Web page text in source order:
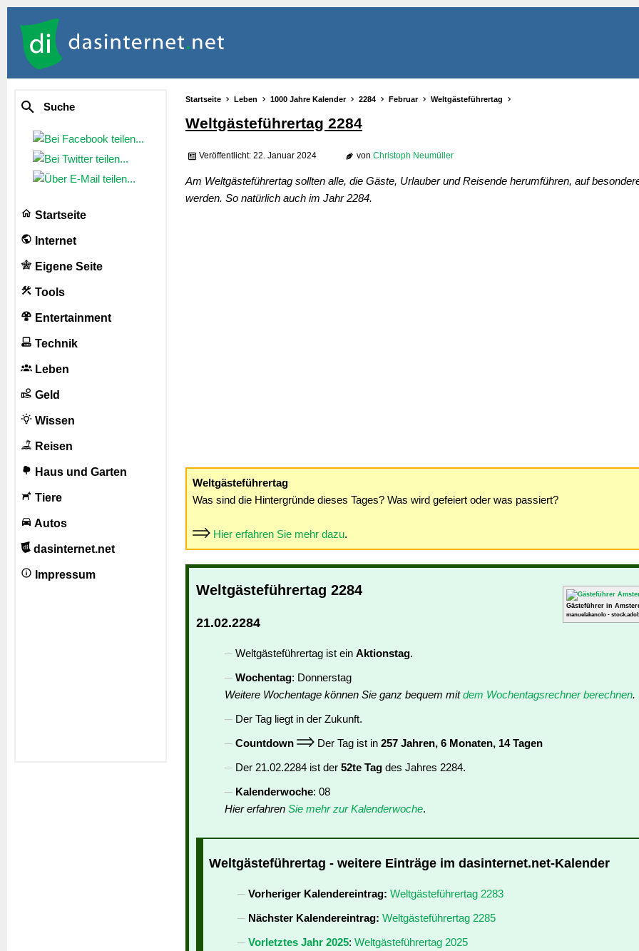
Suche
Startseite
Internet
Eigene Seite
Tools
Entertainment
Technik
Leben
Geld
Wissen
Reisen
Haus und Garten
Tiere
Autos
dasinternet.net
Impressum
Startseite Leben 1000 Jahre Kalender 2284 Februar Weltgästeführertag
Weltgästeführertag 2284
Veröffentlicht: 22. Januar 2024 von Christoph Neumüller
Am Weltgästeführertag sollten alle, die Gäste, Urlauber und Reisende herumführen, auf
werden. So natürlich auch im Jahr 2284.
Weltgästeführertag
Was sind die Hintergründe dieses Tages? Was wird gefeiert oder was passiert?
Hier erfahren Sie mehr dazu.
Gästeführer in
manuelakanolo -
Weltgästeführertag 2284
21.02.2284
Weltgästeführertag ist ein Aktionstag.
Wochentag: Donnerstag
Weitere Wochentage können Sie ganz bequem mitdem Wochentagsrechner berechnen.
Der Tag liegt in der Zukunft.
Countdown
Der Tag ist in 257 Jahren, 6 Monaten, 14 Tagen
Der 21.02.2284 ist der 52te Tag des Jahres 2284.
Kalenderwoche: 08
Hier erfahren Sie mehr zur Kalenderwoche.
Weltgästeführertag - weitere Einträge im dasinternet.net-Kalender
Vorheriger Kalendereintrag: Weltgästeführertag 2283
Nächster Kalendereintrag: Weltgästeführertag 2285
Vorletztes Jahr 2025: Weltgästeführertag 2025